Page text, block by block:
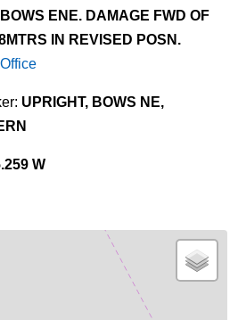
ENE. DAMAGE FWD OF
IN REVISED POSN.
UPRIGHT, BOWS NE,
W